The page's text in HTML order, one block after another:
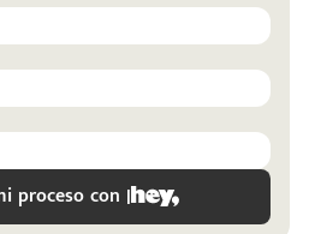
proceso con |